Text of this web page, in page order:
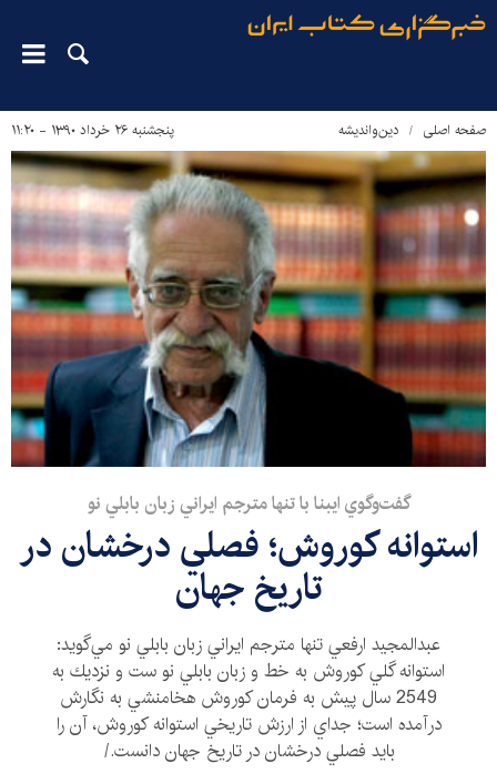
صفحه اصلی دین‌واندیشه پنجشنبه ۲۶ خرداد ۱۳۹۰ - ۱۱:۲۰
گفت‌وگوي ايبنا با تنها مترجم ايراني زبان بابلي نو
استوانه‌ كوروش؛ فصلي درخشان در
تاريخ جهان
عبدالمجيد ارفعي تنها مترجم ايراني زبان بابلي‌ نو مي‌گويد:
استوانه‌ گلي كوروش به خط و زبان بابلي نو ست و نزديك به
2549 سال پيش به فرمان كوروش هخامنشي به نگارش
درآمده است؛ جداي از ارزش تاريخي استوانه‌ كوروش، آن را
بايد فصلي درخشان در تاريخ جهان دانست./